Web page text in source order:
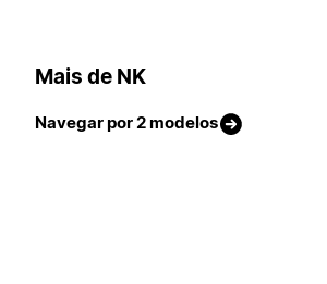
Mais de NK
Navegar por 2 modelos